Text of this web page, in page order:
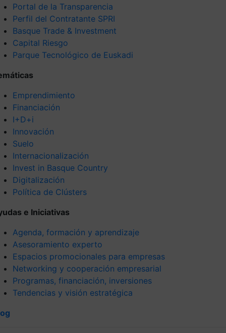
Portal de la Transparencia
Perfil del Contratante SPRI
Basque Trade & Investment
Capital Riesgo
Parque Tecnológico de Euskadi
Emprendimiento
Financiación
I+D+i
Innovación
Suelo
Internacionalización
Invest in Basque Country
Digitalización
Política de Clústers
e Iniciativas
Agenda, formación y aprendizaje
Asesoramiento experto
Espacios promocionales para empresas
Networking y cooperación empresarial
Programas, financiación, inversiones
Tendencias y visión estratégica